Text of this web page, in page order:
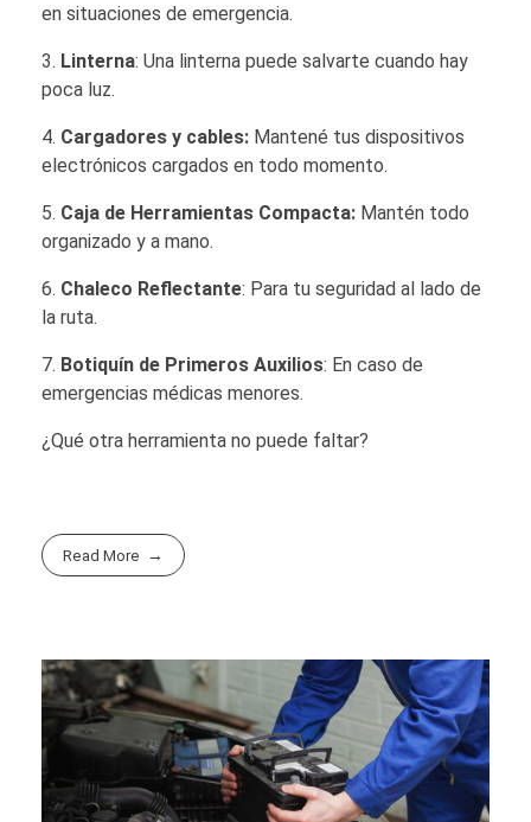
en situaciones de emergencia.
3. Linterna: Una linterna puede salvarte cuando hay
poca luz.
4. Cargadores y cables: Mantené tus dispositivos
electrónicos cargados en todo momento.
5. Caja de Herramientas Compacta: Mantén todo
organizado y a mano.
6. Chaleco Reflectante: Para tu seguridad al lado de
la ruta.
7. Botiquín de Primeros Auxilios: En caso de
emergencias médicas menores.
¿Qué otra herramienta no puede faltar?
Read More